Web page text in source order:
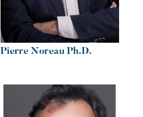
Pierre Noreau Ph.D.